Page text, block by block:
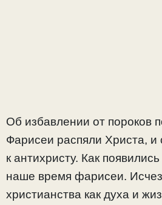
Об избавлении от пороков
Фарисеи распяли Христа, и
к антихристу. Как
наше время фарисеи.
христианства как духа и